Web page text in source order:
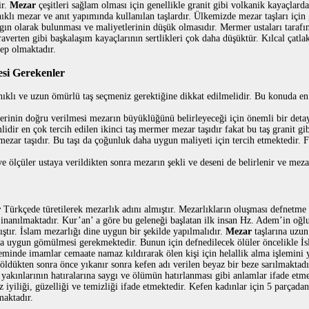
Mezar çeşitleri sağlam olması için genellikle granit gibi volkanik
mezar ve anıt yapımında kullanılan taşlardır. Ülkemizde mezar taşları
olarak bulunması ve maliyetlerinin düşük olmasıdır. Mermer ustaları
gibi başkalaşım kayaçlarının sertlikleri çok daha düşüktür. Kılcal çatlak
olmaktadır.
Gerekenler
ve uzun ömürlü taş seçmeniz gerektiğine dikkat edilmelidir. Bu konuda
doğru verilmesi mezarın büyüklüğünü belirleyeceği için önemli bir
en çok tercih edilen ikinci taş mermer mezar taşıdır fakat bu taş granit
taşıdır. Bu taşı da çoğunluk daha uygun maliyeti için tercih etmektedir.
ölçüler ustaya verildikten sonra mezarın şekli ve deseni de belirlenir ve
Türkçede türetilerek mezarlık adını almıştır. Mezarlıkların oluşması
Kur’an’ a göre bu geleneği başlatan ilk insan Hz. Adem’in
İslam mezarlığı dine uygun bir şekilde yapılmalıdır. Mezar taşlarına
uygun gömülmesi gerekmektedir. Bunun için defnedilecek ölüler öncelikle
imamlar cemaate namaz kıldırarak ölen kişi için helallik alma işlemini
sonra önce yıkanır sonra kefen adı verilen beyaz bir beze
hatıralarına saygı ve ölümün hatırlanması gibi anlamlar ifade
güzelliği ve temizliği ifade etmektedir. Kefen kadınlar için 5 parçadan